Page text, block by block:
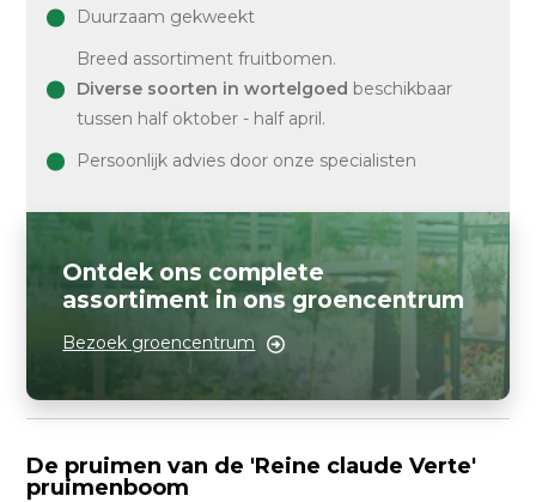
Duurzaam gekweekt
Breed assortiment fruitbomen.
Diverse soorten in wortelgoed beschikbaar
tussen half oktober - half april.
Persoonlijk advies door onze specialisten
Ontdek ons complete
assortiment in ons groencentrum
Bezoek groencentrum
De pruimen van de 'Reine claude Verte'
pruimenboom